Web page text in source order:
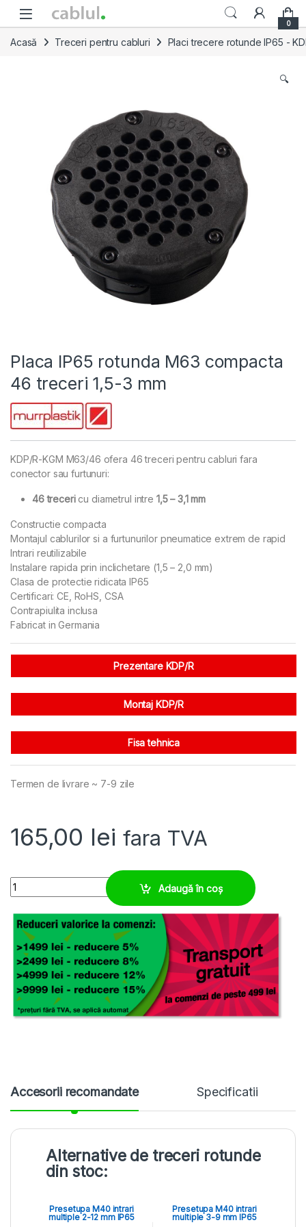
Skip to navigation
Skip to content
0
Acasă Treceri pentru cabluri Placi trecere rotunde IP65 -
🔍
Placa IP65 rotunda M63 compacta
46 treceri 1,5-3 mm
KDP/R-KGM M63/46 ofera 46 treceri pentru cabluri fara
conector sau furtunuri:
46 trecericu diametrul intre 1,5 – 3,1 mm
Constructie compacta
Montajul cablurilor si a furtunurilor pneumatice extrem de rapid
Intrari reutilizabile
Instalare rapida prin inclichetare (1,5 – 2,0 mm)
Clasa de protectie ridicata IP65
Certificari: CE, RoHS, CSA
Contrapiulita inclusa
Fabricat in Germania
Prezentare KDP/R
Montaj KDP/R
Fisa tehnica
Termen de livrare ~ 7-9 zile
165,00 lei fara TVA
Placa IP65 rotunda M63 compacta 46 treceri 1,5-3 mm quantity
Adaugă în coș
Accesorii recomandate Specificatii
Alternative de treceri rotunde
din stoc:
Presetupa M40 intrari
multiple 2-12 mm IP65
Presetupa M40 intrari
multiple 3-9 mm IP65